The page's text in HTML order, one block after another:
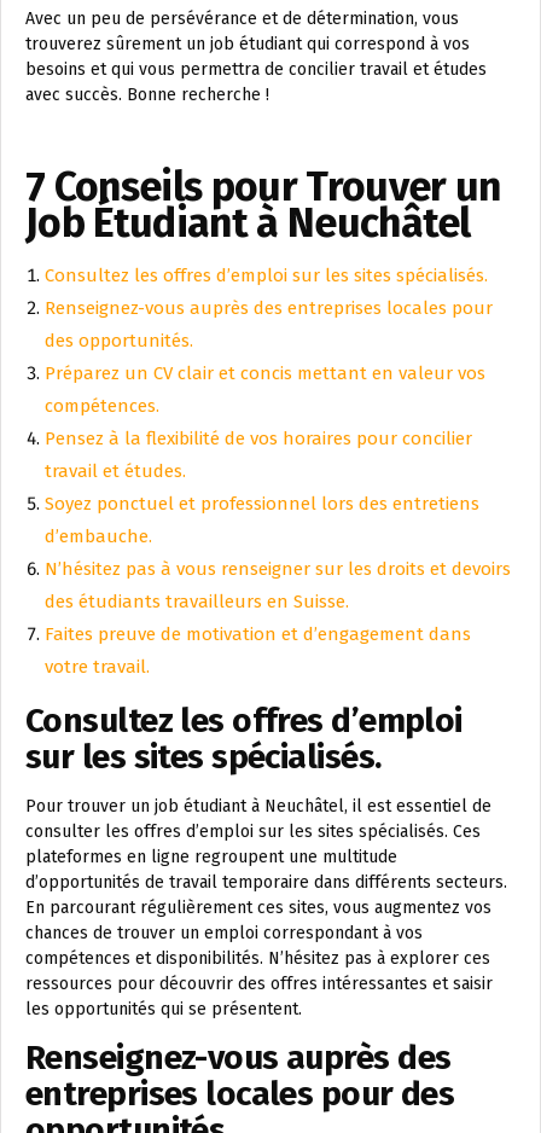
Avec un peu de persévérance et de détermination, vous
trouverez sûrement un job étudiant qui correspond à vos
besoins et qui vous permettra de concilier travail et études
avec succès. Bonne recherche !
7 Conseils pour Trouver un
Job Étudiant à Neuchâtel
Consultez les offres d’emploi sur les sites spécialisés.
Renseignez-vous auprès des entreprises locales pour
des opportunités.
Préparez un CV clair et concis mettant en valeur vos
compétences.
Pensez à la flexibilité de vos horaires pour concilier
travail et études.
Soyez ponctuel et professionnel lors des entretiens
d’embauche.
N’hésitez pas à vous renseigner sur les droits et devoirs
des étudiants travailleurs en Suisse.
Faites preuve de motivation et d’engagement dans
votre travail.
Consultez les offres d’emploi
sur les sites spécialisés.
Pour trouver un job étudiant à Neuchâtel, il est essentiel de
consulter les offres d’emploi sur les sites spécialisés. Ces
plateformes en ligne regroupent une multitude
d’opportunités de travail temporaire dans différents secteurs.
En parcourant régulièrement ces sites, vous augmentez vos
chances de trouver un emploi correspondant à vos
compétences et disponibilités. N’hésitez pas à explorer ces
ressources pour découvrir des offres intéressantes et saisir
les opportunités qui se présentent.
Renseignez-vous auprès des
entreprises locales pour des